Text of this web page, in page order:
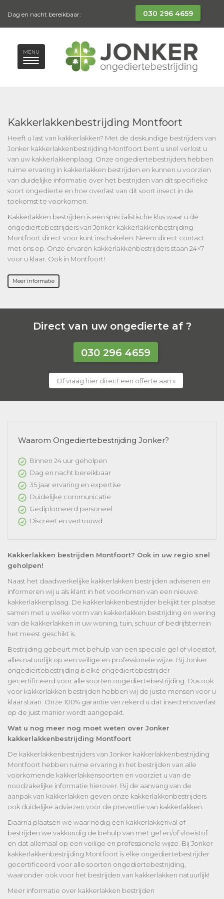
Dag en nacht bereikbaar: 030 296 4659
MENU
Kakkerlakkenbestrijding Montfoort
Heeft u last van kakkerlakken? Met de deskundige bestrijders van
Jonker kakkerlakkenbestrijding Montfoort bent u snel verlost u
van uw kakkerlakkenplaag. Onze ongediertebestrijders hebben
ruime ervaring in kakkerlakken bestrijden en kunnen u voorzien
van duidelijke informatie over het bestrijden van dit specifieke
soort ongedierte en hoe overlast van dit soort insect in de
toekomst te voorkomen.
Kakkerlakken bestrijden is een specialistische klus waar u de
ongediertebestrijders van Jonker kakkerlakkenbestrijding
Montfoort direct voor kunt inschakelen. Neem direct contact
met ons op. Onze ervaren kakkerlakkenbestrijders staan 24×7
voor u klaar. Ook in Montfoort!
Meer informatie
Direct van uw ongedierte af ?
030 296 4659
Of vraag hier direct een offerte aan »
Waarom Ongediertebestrijding Jonker?
Binnen 24 uur geholpen
Dag en nacht bereikbaar
35 jaar ervaring en expertise
Duidelijke communicatie
Gediplomeerd personeel
Discreet en vertrouwd
Kakkerlakken bestrijden Montfoort? Ook in uw regio snel
geholpen!
Naast het daadwerkelijke kakkerlakken bestrijden adviseren en
informeren wij u als klant in het voorkomen van een nieuwe
kakkerlakkenplaag. De kakkerlakkenbestrijder bekijkt ter plaatse
samen met u welke vorm van kakkerlakken bestrijding en wering
van de kakkerlakken in uw woning, tuin, schuur of bedrijfsterrein
het meest geschikt is.
Bestrijding gebeurt met behulp van een speciale gel of vloeistof,
alles natuurlijk op een veilige en professionele wijze. Bij Jonker
ongediertebestrijding is elke ongediertebestrijder
gecertificeerd voor alle soorten ongediertebestrijding. Dus ook
voor kakkerlakken bestrijden hebben wij de juiste mensen voor u
klaar staan. Onze 100% garantie verzekerd u dat insectenoverlast
op de juist manier wordt aangepakt.
Wat u nog meer nog moet weten over Jonker
kakkerlakkenbestrijding Montfoort
De kakkerlakkenbestrijders van Jonker kakkerlakkenbestrijding
Montfoort hebben ruime ervaring in het bestrijden van alle
voorkomende kakkerlakkensoorten en voorziet u van de
noodzakelijke informatie hierover. Bij de aanvang van de
aanpak van kakkerlakken geven onze kakkerlakkenbestrijders
ook duidelijke adviezen voor de preventie van kakkerlakken.
Daarna plaatsen we waar nodig een kakkerlakkenval of
bestrijden we vakkundig de behulp van met gel en/of vloeistof
en dat allemaal op een veilige en professionele wijze. Bij Jonker
kakkerlakkenbestrijding Montfoort is elke ongediertebestrijder
gecertificeerd voor alle soorten ongediertebestrijding,
waaronder ook voor het bestrijden van kakkerlakken natuurlijk!
Meer informatie over kakkerlakken bestrijden